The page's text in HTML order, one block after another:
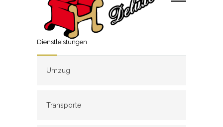
Dienstleistungen
Umzug
Transporte